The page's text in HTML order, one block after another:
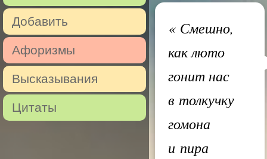
Добавить
Афоризмы
Высказывания
Цитаты
«Смешно,
как люто
гонит нас
в толкучку
гомона
и пира